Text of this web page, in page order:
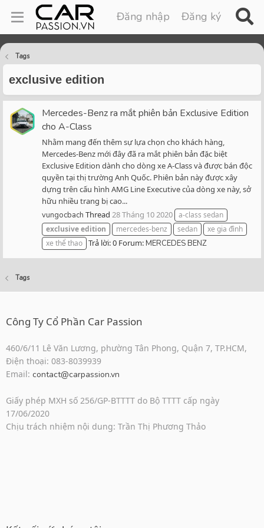
Đăng nhập Đăng ký
Tags
exclusive edition
Mercedes-Benz ra mắt phiên bản Exclusive Edition
cho A-Class
Nhằm mang đến thêm sự lựa chọn cho khách hàng,
Mercedes-Benz mới đây đã ra mắt phiên bản đặc biệt
Exclusive Edition dành cho dòng xe A-Class và được bán độc
quyền tại thị trường Anh Quốc. Phiên bản này được xây
dựng trên cấu hình AMG Line Executive của dòng xe này, sở
hữu nhiều trang bị cao...
vungocbach Thread 28 Tháng 10 2020 a-class sedan
exclusiveedition mercedes-benz sedan
xe gia đình
xe thể thao Trả lời: 0 Forum:MERCEDES BENZ
Tags
Công Ty Cổ Phần Car Passion
460/6/11 Lê Văn Lương, phường Tân Phong, Quận 7, TP.HCM,
Điện thoại: 083-8039939
Email: contact@carpassion.vn
Giấy phép MXH số 256/GP-BTTTT do Bộ TTTT cấp ngày
17/06/2020
Chịu trách nhiệm nội dung: Trần Thị Phương Thảo